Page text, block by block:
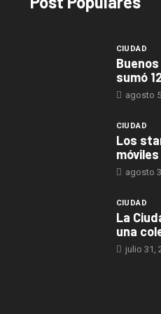
CIUDAD
sumó
agosto
CIUDAD
Los
agosto
CIUDAD
La
una
julio 31,